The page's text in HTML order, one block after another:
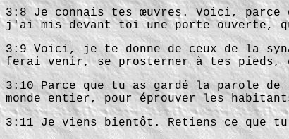
3:8 Je connais tes œuvres. Voici, parce
j'ai mis devant toi une porte ouverte,
3:9 Voici, je te donne de ceux de la
ferai venir, se prosterner à tes
3:10 Parce que tu as gardé la parole
monde entier, pour éprouver les
3:11 Je viens bientôt. Retiens ce que